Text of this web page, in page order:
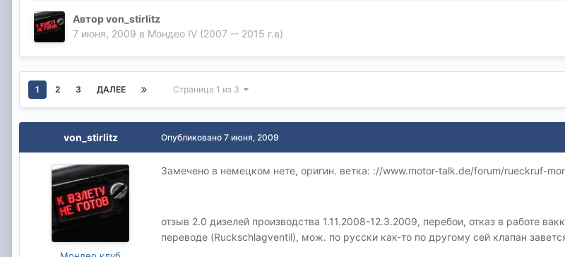
Авторvon_stirlitz
7 июня, 2009 в Мондео IV (2007 -- 2015 г.в)
1 2 3 ДАЛЕЕ Страница 1 из 3
von_stirlitz Опубликовано 7 июня, 2009
Замечено в немецком нете, оригин. ветка: ://www.motor-talk.de/forum/rueckruf-
отзыв 2.0 дизелей производства 1.11.2008-12.3.2009, перебои, отказ в работе
переводе (Ruckschlagventil), мож. по русски как-то по другому сей клапан